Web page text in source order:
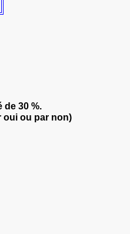
de 30 %.
oui ou par non)